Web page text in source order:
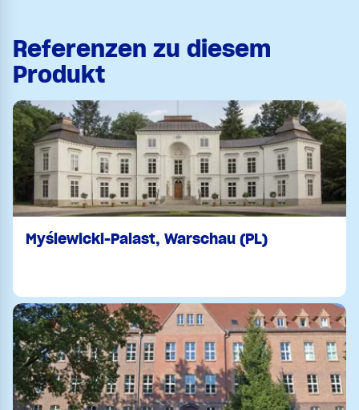
Referenzen zu diesem
Produkt
Myślewicki-Palast, Warschau (PL)